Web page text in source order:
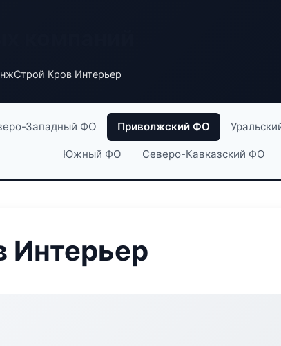
Кров Интерьер
Западный ФО Приволжский ФО
Южный ФО Северо-Кавказский ФО
Интерьер